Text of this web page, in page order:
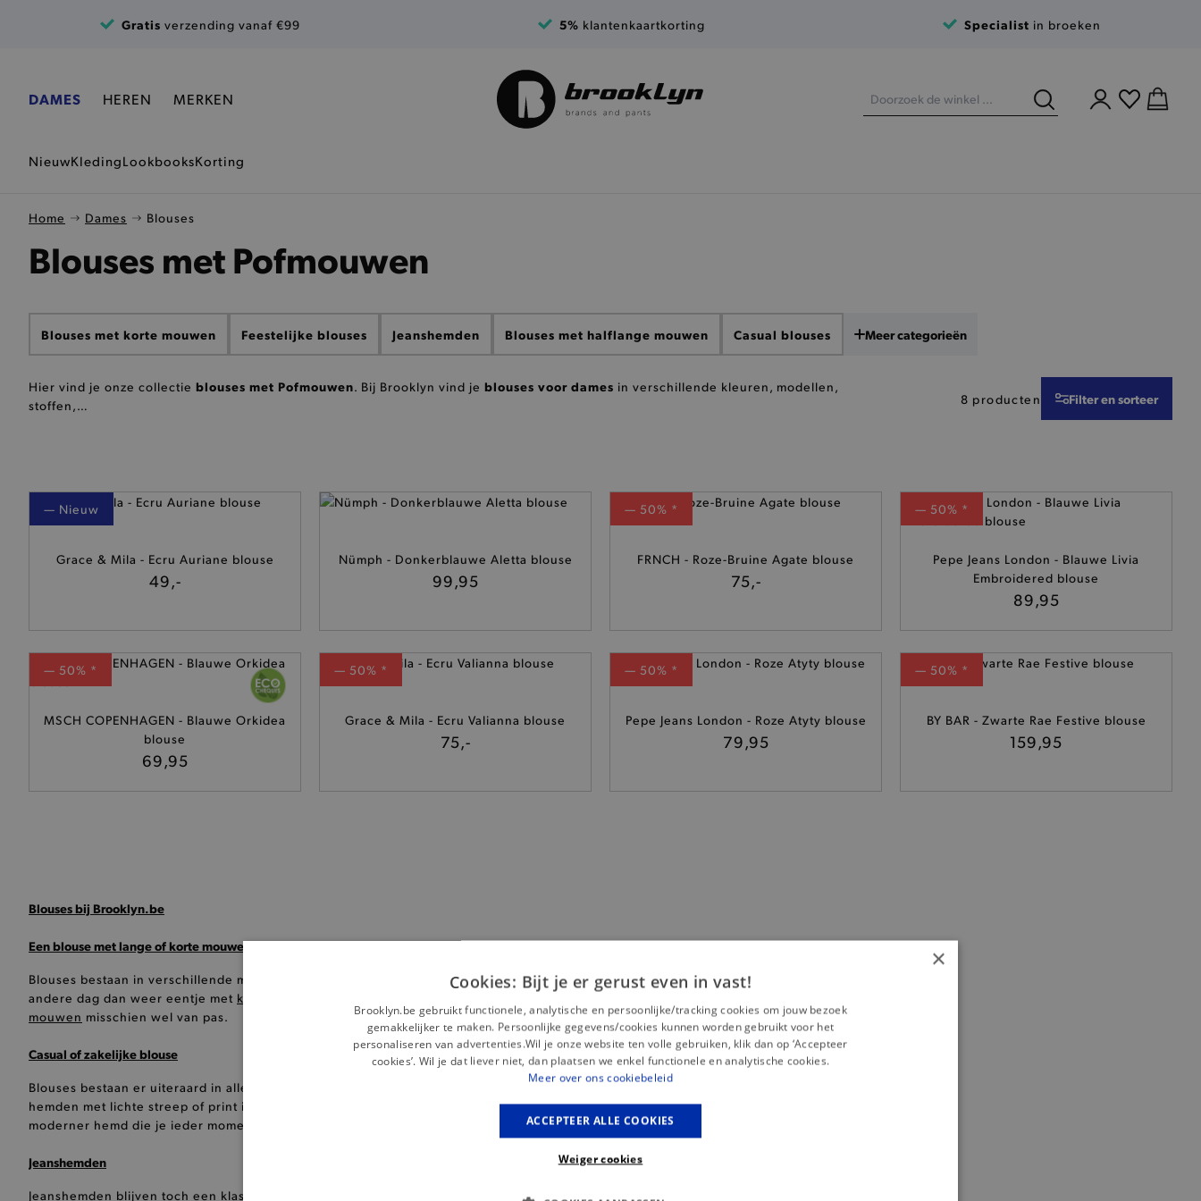
Gratis verzending vanaf €99 5% klantenkaartkorting Specialist in broeken
DAMES HEREN MERKEN
NieuwKledingLookbooksKorting
Home Dames Blouses
Blouses met korte mouwen Feestelijke blouses Jeanshemden Blouses met halflange mouwen Casual blouses Meer categorieën
Hier vind je onze collectie blouses met Pofmouwen. Bij Brooklyn vind je blouses voor dames in verschillende kleuren, modellen,
stoffen,…
8 producten Filter en sorteer
— Nieuw
Grace & Mila - Ecru Auriane blouse
49,-
Nümph - Donkerblauwe Aletta blouse
99,95
— 50% *
FRNCH - Roze-Bruine Agate blouse
75,-
— 50% *
Pepe Jeans London - Blauwe Livia
Embroidered blouse
89,95
— 50% *
MSCH COPENHAGEN - Blauwe Orkidea
blouse
69,95
— 50% *
Grace & Mila - Ecru Valianna blouse
75,-
— 50% *
Pepe Jeans London - Roze Atyty blouse
79,95
— 50% *
BY BAR - Zwarte Rae Festive blouse
159,95
Blouses bij Brooklyn.be
Een blouse met lange of korte mouwen?
Blouses bestaan in verschillende mouwlengtes. De ene dag draag je misschien liever een blouse metlange mouwen
andere dag dan weer eentje met korte mouwen
mouwen misschien wel van pas.
Casual of zakelijke blouse
Blouses bestaan er uiteraard in allerlei smaken. Ben je op zoek naar een eerder klassieker hemd, dan zijn de effen hemden of
hemden met lichte streep of print iets voor jou. Kies dan uit onze collectie
zakelijke blouses. Zoek je eerder een frivoler,
moderner hemd die je ieder moment kunt dragen, kies dan voor een
casual blouse.
Jeanshemden
Jeanshemden blijven toch een klassieker die iedereen in z'n kleerkast moet hebben. Streef je naar een stoere, stevige,
Blouses met Pofmouwen
×
Cookies: Bijt je er gerust even in vast!
Brooklyn.be gebruikt functionele, analytische en persoonlijke/tracking cookies om jouw bezoek
gemakkelijker te maken. Persoonlijke gegevens/cookies kunnen worden gebruikt voor het
personaliseren van advertenties.Wil je onze website ten volle gebruiken, klik dan op ‘Accepteer
cookies’. Wil je dat liever niet, dan plaatsen we enkel functionele en analytische cookies.
Meer over ons cookiebeleid
ACCEPTEER ALLE COOKIES
Weiger cookies